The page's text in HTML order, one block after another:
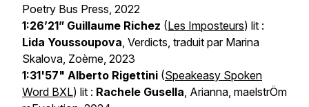
Poetry Bus Press, 2022
1:26’21” Guillaume Richez (Les Imposteurs) lit :
Lida Youssoupova, Verdicts, traduit par Marina
Skalova, Zoème, 2023
1:31'57" Alberto Rigettini (Speakeasy Spoken
Word BXL) lit : Rachele Gusella, Arianna, maelstrÖm